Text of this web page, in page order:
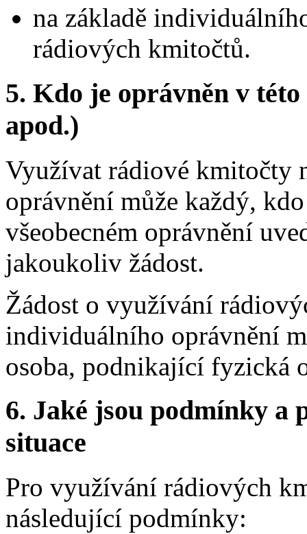
na základě
rádiových kmitočtů.
5. Kdo je oprávněn v
apod.)
Využívat rádiové kmitočty
oprávnění může každý,
všeobecném oprávnění
jakoukoliv žádost.
Žádost o využívání
individuálního oprávnění
osoba, podnikající fyzická
6. Jaké jsou podmínky a
situace
Pro využívání rádiových
následující podmínky: